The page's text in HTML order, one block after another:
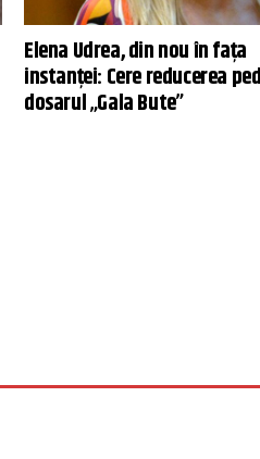
Elena Udrea, din nou în fața
instanței: Cere reducerea
dosarul „Gala Bute”